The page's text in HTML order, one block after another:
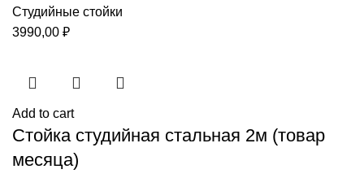
Студийные стойки
3990,00 ₽
Add to cart
Стойка студийная стальная 2м (товар
месяца)